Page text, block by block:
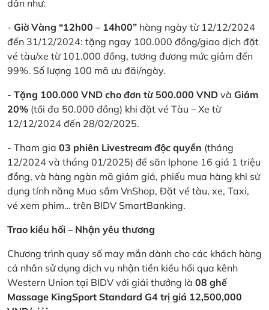
dẫn như:
- Giờ Vàng “12h00 – 14h00” hàng ngày từ 12/12/2024
đến 31/12/2024: tặng ngay 100.000 đồng/giao dịch đặt
vé tàu/xe từ 101.000 đồng, tương đương mức giảm đến
99%. Số lượng 100 mã ưu đãi/ngày.
- Tặng 100.000 VND cho đơn từ 500.000 VND và Giảm
20% (tối đa 50.000 đồng) khi đặt vé Tàu – Xe từ
12/12/2024 đến 28/02/2025.
- Tham gia 03 phiên Livestream độc quyền (tháng
12/2024 và tháng 01/2025) để săn Iphone 16 giá 1 triệu
đồng, và hàng ngàn mã giảm giá, phiếu mua hàng khi sử
dụng tính năng Mua sắm VnShop, Đặt vé tàu, xe, Taxi,
vé xem phim… trên BIDV SmartBanking.
Trao kiều hối – Nhận yêu thương
Chương trình quay số may mắn dành cho các khách hàng
cá nhân sử dụng dịch vụ nhận tiền kiều hối qua kênh
Western Union tại BIDV với giải thưởng là 08 ghế
Massage KingSport Standard G4 trị giá 12,500,000